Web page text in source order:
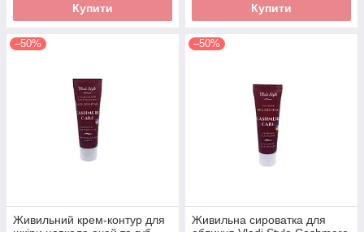
Купити Купити
–50%
Живильний крем-контур для
–50%
Живильна сироватка для